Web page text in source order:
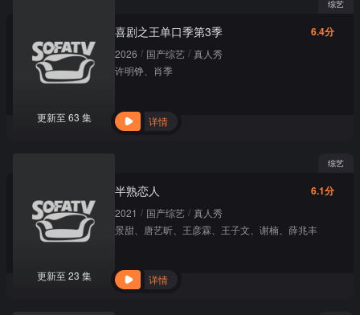
更新至 63 集
综艺
喜剧之王单口季第3季 6.4分
2026 / 国产综艺 / 真人秀
许明铮
肖季
详情
更新至 23 集
综艺
半熟恋人 6.1分
2021 / 国产综艺 / 真人秀
景甜
唐艺昕 王彦霖 王子文 、谢楠 、薛兆丰
详情